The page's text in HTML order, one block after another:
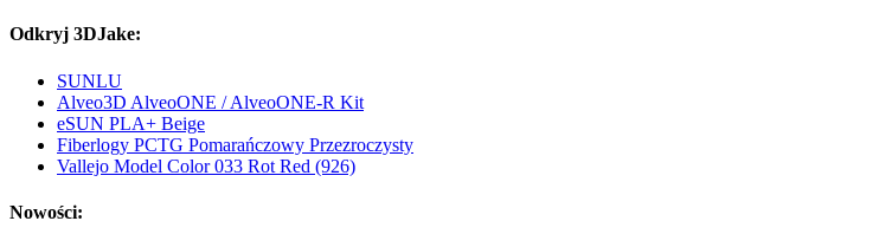
Odkryj 3DJake:
SUNLU
Alveo3D AlveoONE / AlveoONE-R Kit
eSUN PLA+ Beige
Fiberlogy PCTG Pomarańczowy Przezroczysty
Vallejo Model Color 033 Rot Red (926)
Nowości: